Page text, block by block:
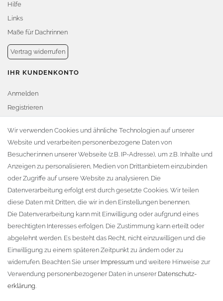
Hilfe
Links
Maße für Dachrinnen
Vertrag widerrufen
IHR KUNDENKONTO
Anmelden
Registrieren
Warenkorb
Zur Kasse
KONTAKT
Fa. Steffen Jost
Söbrigener Weg 50
D-01796 Pirna
Telefon:+49 (0)3501 507295
info@dach-teufel.de
Wir verwenden Cookies und ähnliche Technologien auf unserer
Website und verarbeiten personenbezogene Daten von
Besucher:innen unserer Webseite (z.B. IP-Adresse), um z.B. Inhalte und
Anzeigen zu personalisieren, Medien von Drittanbietern einzubinden
oder Zugriffe auf unsere Website zu analysieren. Die
Datenverarbeitung erfolgt erst durch gesetzte Cookies. Wir teilen
diese Daten mit Dritten, die wir in den Einstellungen benennen.
Die Datenverarbeitung kann mit Einwilligung oder aufgrund eines
berechtigten Interesses erfolgen. Die Zustimmung kann erteilt oder
abgelehnt werden. Es besteht das Recht, nicht einzuwilligen und die
Einwilligung zu einem späteren Zeitpunkt zu ändern oder zu
widerrufen. Beachten Sie unser Impressum und weitere Hinweise zur
Verwendung personenbezogener Daten in unserer Daten­schutz­
erklärung.